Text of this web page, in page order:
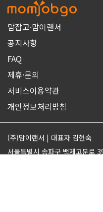
맘잡고·맘이랜서
공지사항
FAQ
제휴·문의
서비스이용약관
개인정보처리방침
(주)맘이랜서 | 대표자 김현숙
서울특별시 송파구 백제고분로